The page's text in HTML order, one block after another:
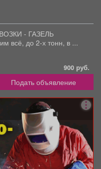
- ГАЗЕЛЬ
всё, до 2-х тонн, в ...
900 руб.
Подать объявление